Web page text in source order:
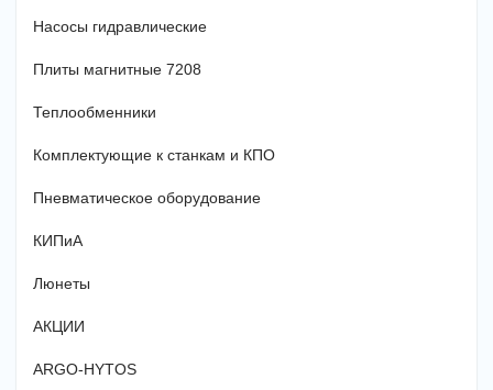
Насосы гидравлические
Плиты магнитные 7208
Теплообменники
Комплектующие к станкам и КПО
Пневматическое оборудование
КИПиА
Люнеты
АКЦИИ
ARGO-HYTOS